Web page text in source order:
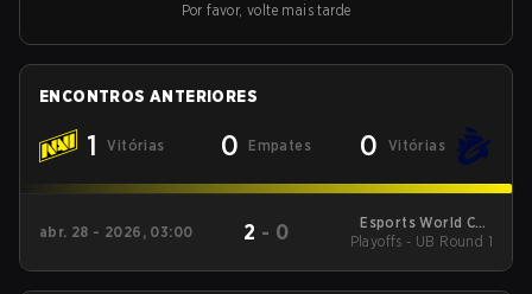
Por favor, volte mais tarde
ENCONTROS ANTERIORES
1 Vitórias 0 Empates 0 Vitórias
abr. 28 - 2026, 03:00 2 - 0
Esports World Cup
EMEA Qualifier
Playoffs - UB Round 1